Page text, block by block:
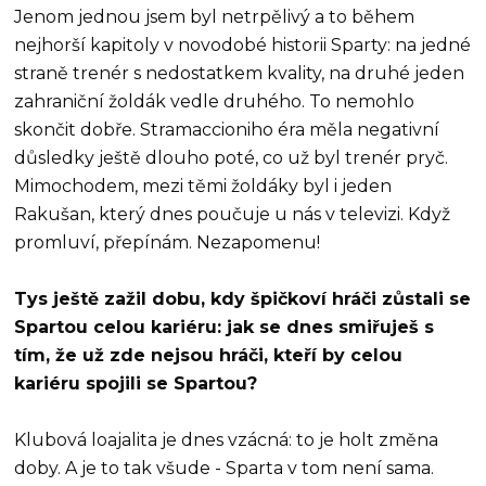
Jenom jednou jsem byl netrpělivý a to během
nejhorší kapitoly v novodobé historii Sparty: na jedné
straně trenér s nedostatkem kvality, na druhé jeden
zahraniční žoldák vedle druhého. To nemohlo
skončit dobře. Stramaccioniho éra měla negativní
důsledky ještě dlouho poté, co už byl trenér pryč.
Mimochodem, mezi těmi žoldáky byl i jeden
Rakušan, který dnes poučuje u nás v televizi. Když
promluví, přepínám. Nezapomenu!
Tys ještě zažil dobu, kdy špičkoví hráči zůstali se
Spartou celou kariéru: jak se dnes smiřuješ s
tím, že už zde nejsou hráči, kteří by celou
kariéru spojili se Spartou?
Klubová loajalita je dnes vzácná: to je holt změna
doby. A je to tak všude - Sparta v tom není sama.